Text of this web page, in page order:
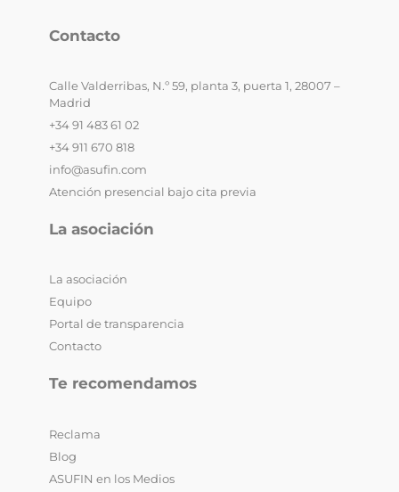
Contacto
Calle Valderribas, N.º 59, planta 3, puerta 1, 28007 –
Madrid
+34 91 483 61 02
+34 911 670 818
info@asufin.com
Atención presencial bajo cita previa
La asociación
La asociación
Equipo
Portal de transparencia
Contacto
Te recomendamos
Reclama
Blog
ASUFIN en los Medios